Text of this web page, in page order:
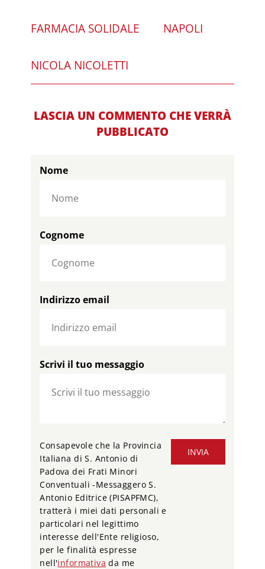
FARMACIA SOLIDALE NAPOLI
NICOLA NICOLETTI
LASCIA UN COMMENTO CHE VERRÀ
PUBBLICATO
Nome
Cognome
Indirizzo email
Scrivi il tuo messaggio
INVIA
Consapevole che la Provincia
Italiana di S. Antonio di
Padova dei Frati Minori
Conventuali -Messaggero S.
Antonio Editrice (PISAPFMC),
tratterà i miei dati personali e
particolari nel legittimo
interesse dell'Ente religioso,
per le finalità espresse
nell'informativa da me